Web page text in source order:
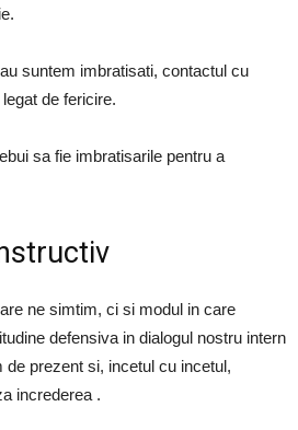
suntem imbratisati, contactul cu
de fericire.
sa fie imbratisarile pentru a
ne simtim, ci si modul in care
defensiva in dialogul nostru intern
prezent si, incetul cu incetul,
increderea .